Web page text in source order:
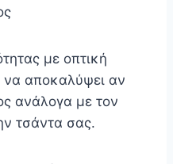
με οπτική
να αποκαλύψει αν
ανάλογα με τον
τσάντα σας.